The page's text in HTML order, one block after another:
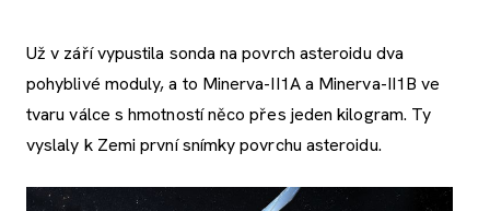
Už v září vypustila sonda na povrch asteroidu dva
pohyblivé moduly, a to Minerva-II1A a Minerva-II1B ve
tvaru válce s hmotností něco přes jeden kilogram. Ty
vyslaly k Zemi první snímky povrchu asteroidu.